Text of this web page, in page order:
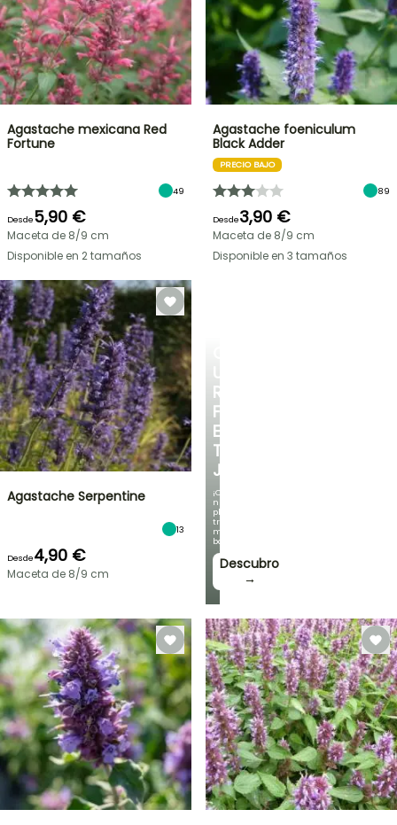
UN
RINCÓN
FRESCO
EN
TU
JARDÍN
¡Con
nuestras
plantas
trepadoras
más
bonitas!
Descubro
→
Agastache mexicana Red
Fortune
49
Desde5,90 €
Maceta de 8/9 cm
Disponible en 2 tamaños
Agastache foeniculum
Black Adder
PRECIO BAJO
89
Desde3,90 €
Maceta de 8/9 cm
Disponible en 3 tamaños
Agastache Serpentine
13
Desde4,90 €
Maceta de 8/9 cm